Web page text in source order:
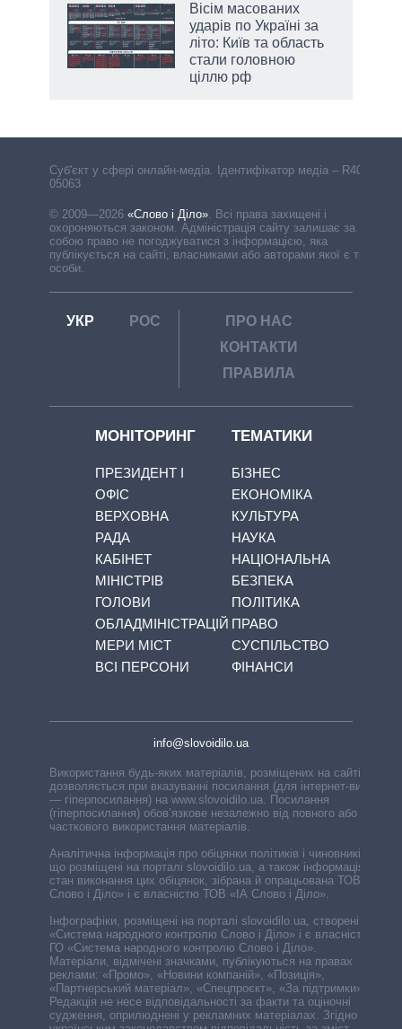
Вісім масованих
ударів по Україні за
літо: Київ та область
стали головною
ціллю рф
Cуб'єкт у сфері онлайн-медіа. Ідентифікатор медіа – R40-
05063
© 2009—2026 «Слово і Діло». Всі права захищені і
охороняються законом. Адміністрація сайту залишає за
собою право не погоджуватися з інформацією, яка
публікується на сайті, власниками або авторами якої є треті
особи.
УКР РОС
ПРО НАС
КОНТАКТИ
ПРАВИЛА
МОНІТОРИНГ
ПРЕЗИДЕНТ І
ОФІС
ВЕРХОВНА
РАДА
КАБІНЕТ
МІНІСТРІВ
ГОЛОВИ
ОБЛАДМІНІСТРАЦІЙ
МЕРИ МІСТ
ВСІ ПЕРСОНИ
ТЕМАТИКИ
БІЗНЕС
ЕКОНОМІКА
КУЛЬТУРА
НАУКА
НАЦІОНАЛЬНА
БЕЗПЕКА
ПОЛІТИКА
ПРАВО
СУСПІЛЬСТВО
ФІНАНСИ
info@slovoidilo.ua
Використання будь-яких матеріалів, розміщених на сайті,
дозволяється при вказуванні посилання (для інтернет-видань
— гіперпосилання) на www.slovoidilo.ua. Посилання
(гіперпосилання) обов’язкове незалежно від повного або
часткового використання матеріалів.
Аналітична інформація про обіцянки політиків і чиновників,
що розміщені на порталі slovoidilo.ua, а також інформація про
стан виконання цих обіцянок, зібрана й опрацьована ТОВ «ІА
Слово і Діло» і є власністю ТОВ «ІА Слово і Діло».
Інфографіки, розміщені на порталі slovoidilo.ua, створені ГО
«Система народного контролю Слово і Діло» і є власністю
ГО «Система народного контролю Слово і Діло».
Матеріали, відмічені значками, публікуються на правах
реклами: «Промо», «Новини компаній», «Позиція»,
«Партнерський матеріал», «Спецпроєкт», «За підтримки».
Редакція не несе відповідальності за факти та оціночні
судження, оприлюднені у рекламних матеріалах. Згідно з